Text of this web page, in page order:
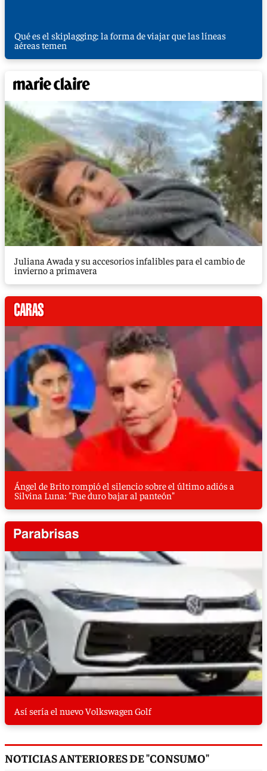
Qué es el skiplagging: la forma de viajar que las líneas
aéreas temen
Juliana Awada y su accesorios infalibles para el cambio de
invierno a primavera
Ángel de Brito rompió el silencio sobre el último adiós a
Silvina Luna: "Fue duro bajar al panteón"
Así sería el nuevo Volkswagen Golf
NOTICIAS ANTERIORES DE "CONSUMO"